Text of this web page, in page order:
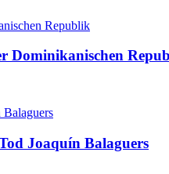
Dominikanischen
Joaquín Balaguers